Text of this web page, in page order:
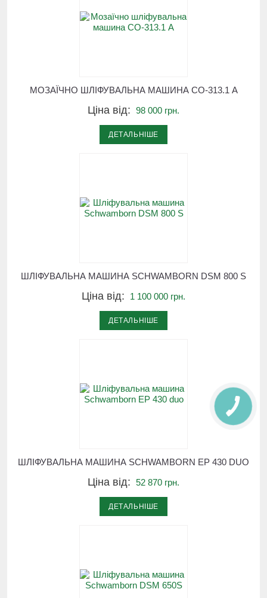
МОЗАЇЧНО ШЛІФУВАЛЬНА МАШИНА СО-313.1 А
Ціна від: 98 000 грн.
ДЕТАЛЬНІШЕ
ШЛІФУВАЛЬНА МАШИНА SCHWAMBORN DSM 800 S
Ціна від: 1 100 000 грн.
ДЕТАЛЬНІШЕ
ШЛІФУВАЛЬНА МАШИНА SCHWAMBORN EP 430 DUO
Ціна від: 52 870 грн.
ДЕТАЛЬНІШЕ